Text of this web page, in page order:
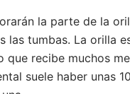
la parte de la
las tumbas. La orilla
recibe muchos
suele haber unas